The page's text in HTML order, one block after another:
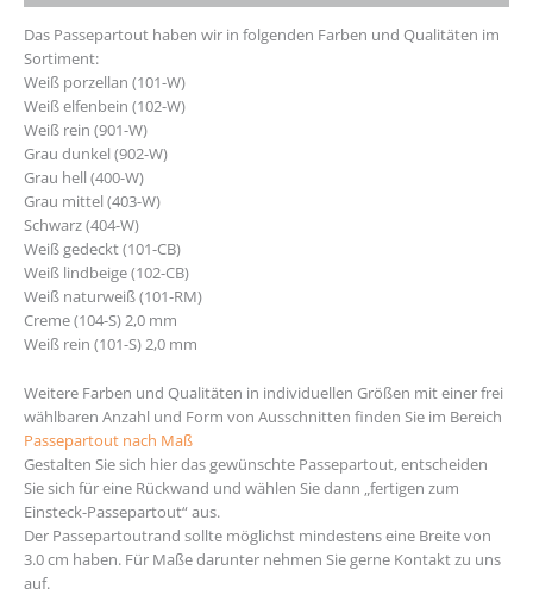
Das Passepartout haben wir in folgenden Farben und Qualitäten im
Sortiment:
Weiß porzellan (101-W)
Weiß elfenbein (102-W)
Weiß rein (901-W)
Grau dunkel (902-W)
Grau hell (400-W)
Grau mittel (403-W)
Schwarz (404-W)
Weiß gedeckt (101-CB)
Weiß lindbeige (102-CB)
Weiß naturweiß (101-RM)
Creme (104-S) 2,0 mm
Weiß rein (101-S) 2,0 mm
Weitere Farben und Qualitäten in individuellen Größen mit einer frei
wählbaren Anzahl und Form von Ausschnitten finden Sie im Bereich
Passepartout nach Maß
Gestalten Sie sich hier das gewünschte Passepartout, entscheiden
Sie sich für eine Rückwand und wählen Sie dann „fertigen zum
Einsteck-Passepartout“ aus.
Der Passepartoutrand sollte möglichst mindestens eine Breite von
3.0 cm haben. Für Maße darunter nehmen Sie gerne Kontakt zu uns
auf.